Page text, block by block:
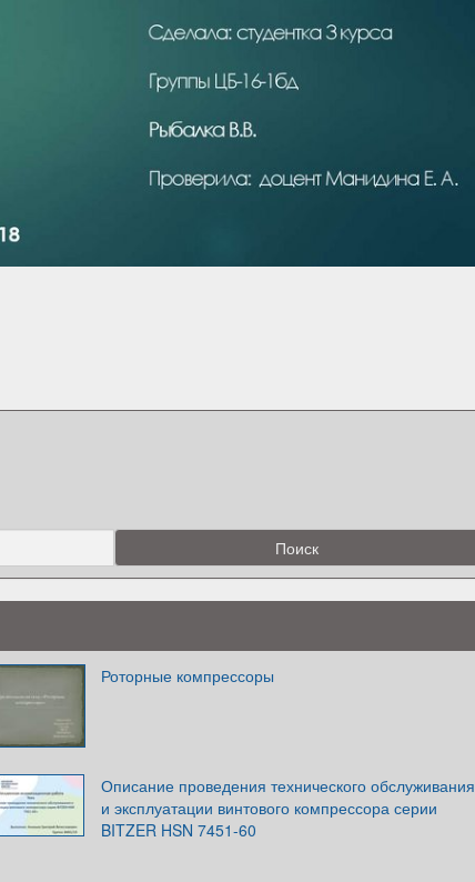
Роторные компрессоры
Описание проведения технического обслуживания
и эксплуатации винтового компрессора серии
BITZER HSN 7451-60